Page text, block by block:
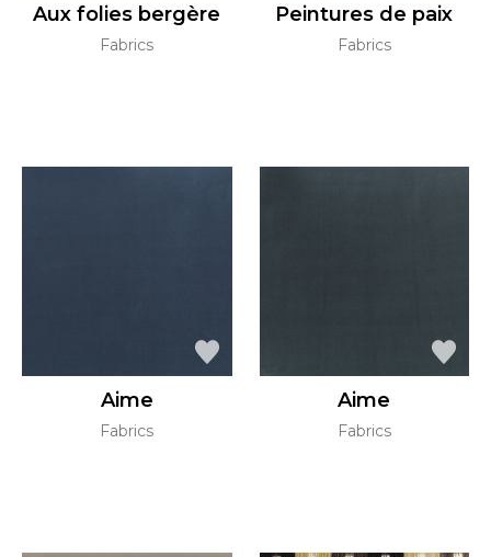
Aux folies bergère
Fabrics
Peintures de paix
Fabrics
Aime
Fabrics
Aime
Fabrics